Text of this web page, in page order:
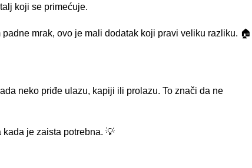
koji se primećuje.
mrak, ovo je mali dodatak koji pravi veliku razliku. 🏠
neko priđe ulazu, kapiji ili prolazu. To znači da ne
je zaista potrebna. 💡